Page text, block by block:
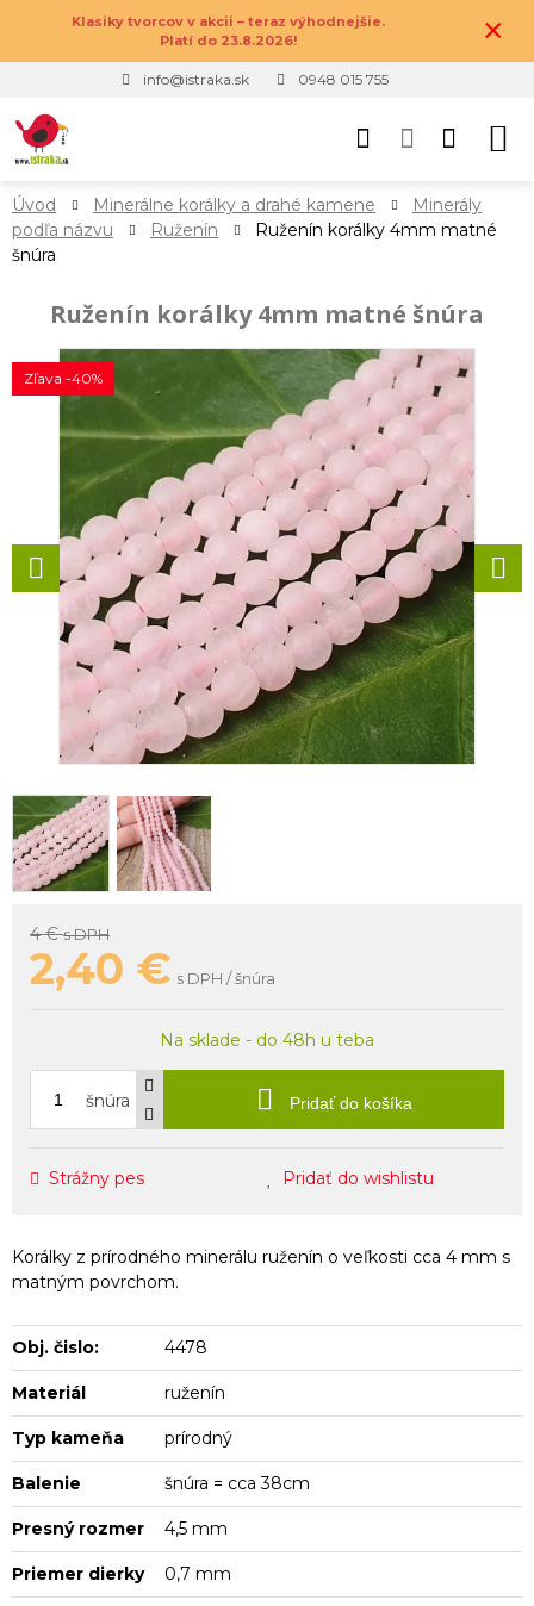
Klasiky tvorcov v akcii – teraz výhodnejšie.
Platí do 23.8.2026!
×
info@istraka.sk 0948 015 755
Úvod Minerálne korálky a drahé kamene
Minerály
podľa názvu
Ruženín
Ruženín korálky 4mm matné
šnúra
Ruženín korálky 4mm matné šnúra
Zľava -40%
4 €s DPH
2,40 € s DPH / šnúra
Na sklade - do 48h u teba
šnúra Pridať do košíka
Strážny pes Pridať do wishlistu
Korálky z prírodného minerálu ruženín o veľkosti cca 4 mm s
matným povrchom.
Obj. čislo: 4478
Materiál ruženín
Typ kameňa prírodný
Balenie šnúra = cca 38cm
Presný rozmer 4,5 mm
Priemer dierky 0,7 mm